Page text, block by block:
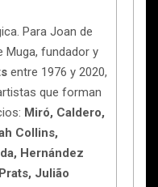
Para Joan de
Muga, fundador y
entre 1976 y 2020,
que forman
Miró, Caldero,
Collins,
Hernández
Julião